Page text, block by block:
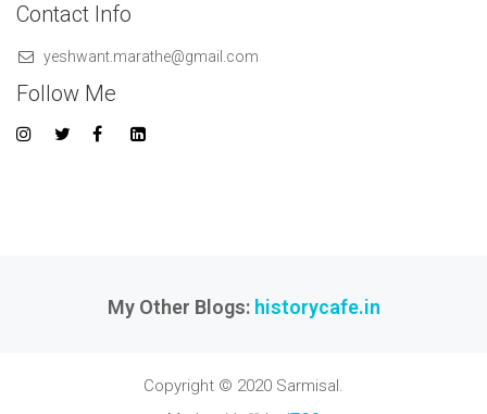
Contact Info
yeshwant.marathe@gmail.com
Follow Me
My Other Blogs: historycafe.in
Copyright © 2020 Sarmisal.